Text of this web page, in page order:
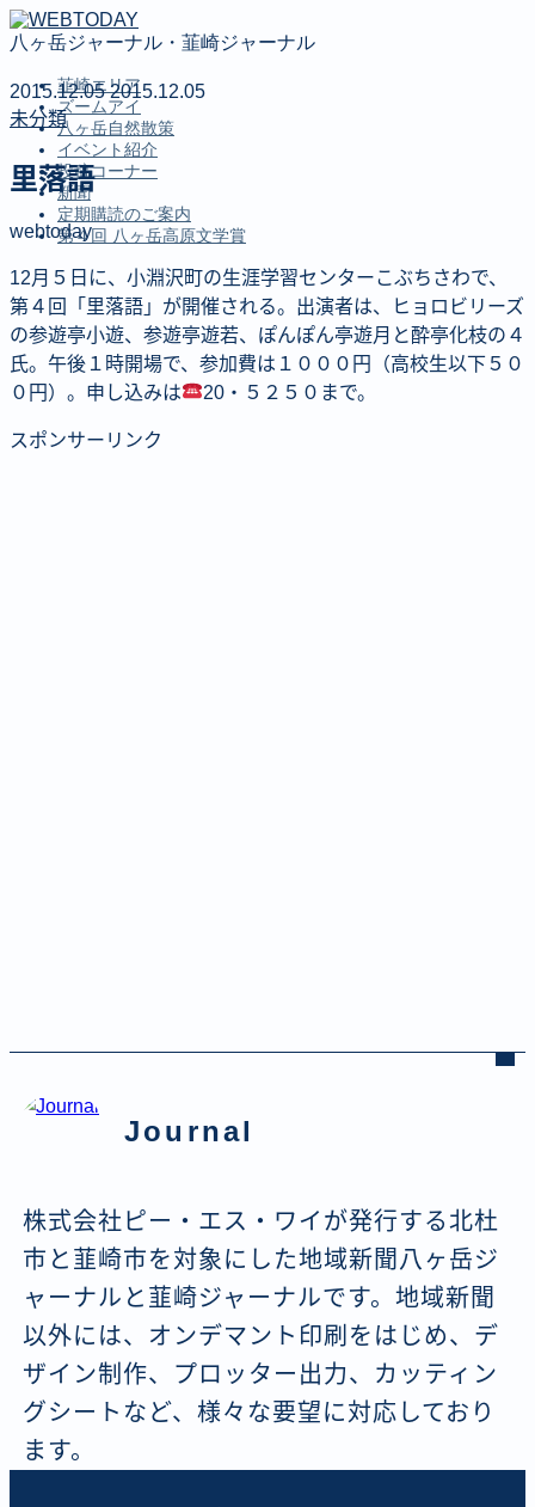
八ヶ岳ジャーナル・韮崎ジャーナル
韮崎エリア
ズームアイ
八ヶ岳自然散策
イベント紹介
投稿コーナー
新聞
定期購読のご案内
第４回 八ヶ岳高原文学賞
MENU
韮崎エリア
ズームアイ
八ヶ岳自然散策
イベント紹介
新聞
2015.12.052015.12.05
未分類
里落語
webtoday
12月５日に、小淵沢町の生涯学習センターこぶちさわで、
第４回「里落語」が開催される。出演者は、ヒョロビリーズ
の参遊亭小遊、参遊亭遊若、ぽんぽん亭遊月と酔亭化枝の４
氏。午後１時開場で、参加費は１０００円（高校生以下５０
０円）。申し込みは
20・５２５０まで。
スポンサーリンク
Journal
株式会社ピー・エス・ワイが発行する北杜
市と韮崎市を対象にした地域新聞八ヶ岳ジ
ャーナルと韮崎ジャーナルです。地域新聞
以外には、オンデマント印刷をはじめ、デ
ザイン制作、プロッター出力、カッティン
グシートなど、様々な要望に対応しており
ます。